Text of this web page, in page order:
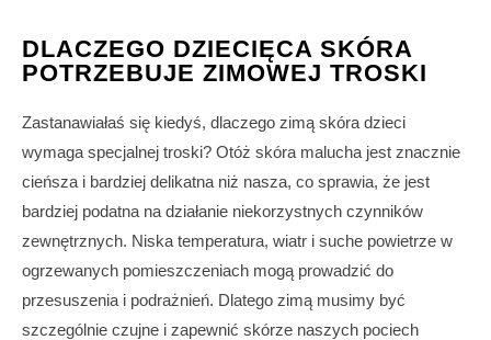
DLACZEGO DZIECIĘCA SKÓRA
POTRZEBUJE ZIMOWEJ TROSKI
Zastanawiałaś się kiedyś, dlaczego zimą skóra dzieci
wymaga specjalnej troski? Otóż skóra malucha jest znacznie
cieńsza i bardziej delikatna niż nasza, co sprawia, że jest
bardziej podatna na działanie niekorzystnych czynników
zewnętrznych. Niska temperatura, wiatr i suche powietrze w
ogrzewanych pomieszczeniach mogą prowadzić do
przesuszenia i podrażnień. Dlatego zimą musimy być
szczególnie czujne i zapewnić skórze naszych pociech